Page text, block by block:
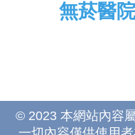
無菸醫
© 2023 本網站內容